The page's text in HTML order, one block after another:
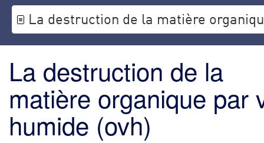
La destruction de la
matière organique par
humide (ovh)